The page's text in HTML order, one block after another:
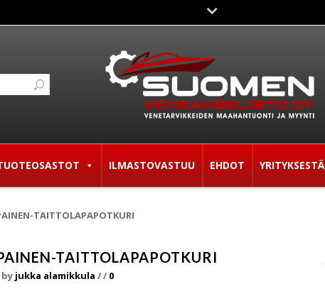
ILMASTOVASTUU EHDOT YRITYKSESTÄ
TAITTOLAPAPOTKURI
TAITTOLAPAPOTKURI
by jukka alamikkula // 0